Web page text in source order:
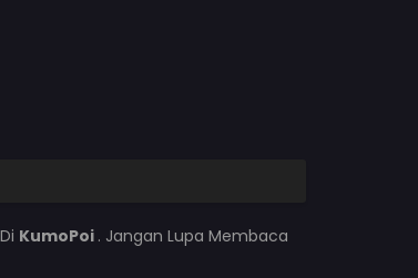
KumoPoi . Jangan Lupa Membaca